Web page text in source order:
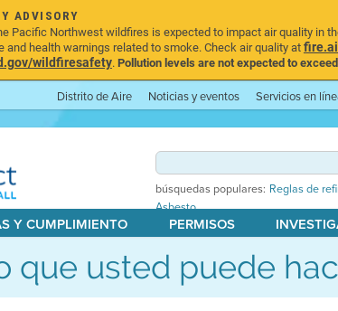
ADVISORY
Pacific Northwest wildfires is expected to impact air quality in
and health warnings related to smoke. Check air quality at
wildfiresafety.Pollution levels are not expected to
Distrito de Aire Noticias y eventos Servicios en
búsquedas populares: Reglas de
Asbesto
Y CUMPLIMIENTO PERMISOS
que usted puede